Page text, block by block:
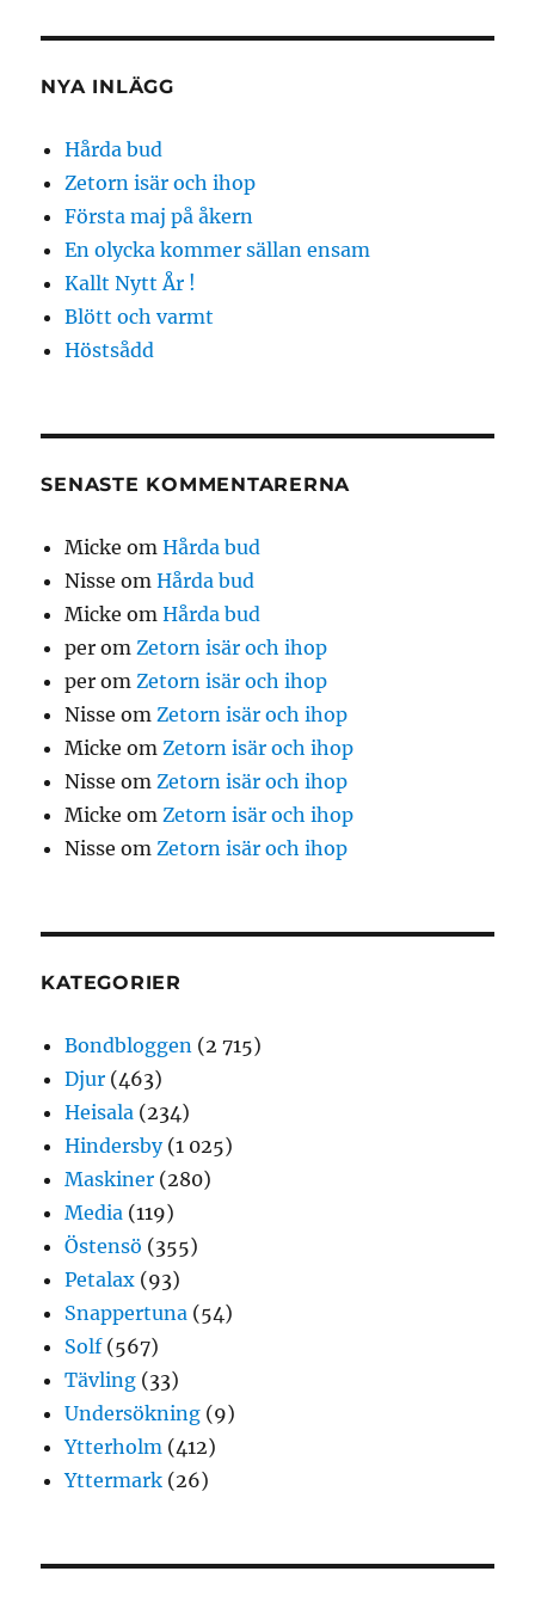
NYA INLÄGG
Hårda bud
Zetorn isär och ihop
Första maj på åkern
En olycka kommer sällan ensam
Kallt Nytt År !
Blött och varmt
Höstsådd
SENASTE KOMMENTARERNA
Micke omHårda bud
Nisse omHårda bud
Micke omHårda bud
per omZetorn isär och ihop
per omZetorn isär och ihop
Nisse omZetorn isär och ihop
Micke omZetorn isär och ihop
Nisse omZetorn isär och ihop
Micke omZetorn isär och ihop
Nisse omZetorn isär och ihop
KATEGORIER
Bondbloggen (2 715)
Djur (463)
Heisala (234)
Hindersby(1 025)
Maskiner (280)
Media (119)
Östensö (355)
Petalax (93)
Snappertuna (54)
Solf(567)
Tävling (33)
Undersökning (9)
Ytterholm (412)
Yttermark (26)